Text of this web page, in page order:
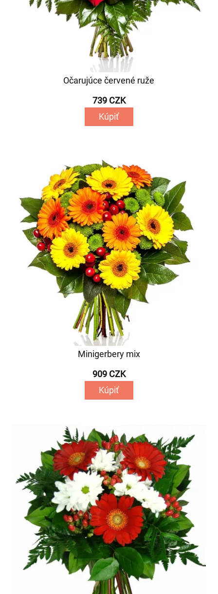
Očarujúce červené ruže
739 CZK
Kúpiť
Minigerbery mix
909 CZK
Kúpiť